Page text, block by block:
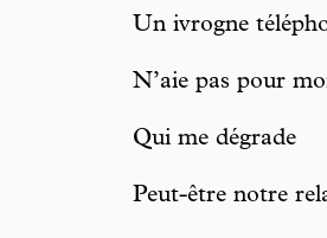
Un ivrogne
N’aie pas pour
Qui me dégrade
Peut-être notre